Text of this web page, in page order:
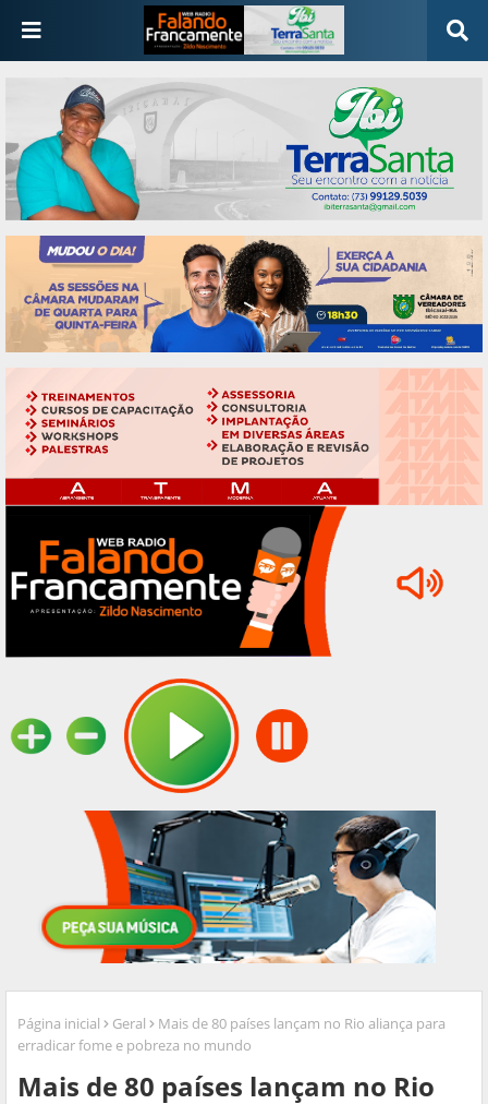
Página inicial Geral
Mais de 80 países lançam no Rio aliança para
erradicar fome e pobreza no mundo
Mais de 80 países lançam no Rio